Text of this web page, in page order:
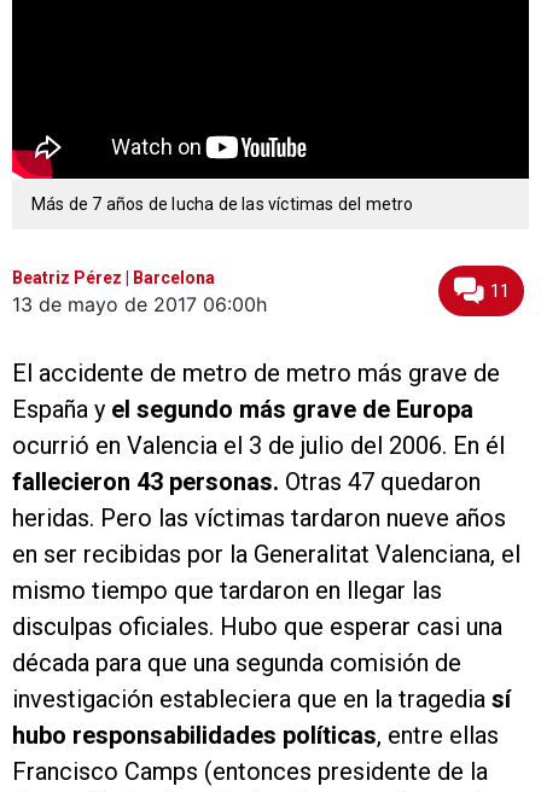
Más de 7 años de lucha de las víctimas del metro
Beatriz Pérez | Barcelona
13 de mayo de 2017 06:00h
11
El accidente de metro de metro más grave de
España y el segundo más grave de Europa
ocurrió en Valencia el 3 de julio del 2006. En él
fallecieron 43 personas. Otras 47 quedaron
heridas. Pero las víctimas tardaron nueve años
en ser recibidas por la Generalitat Valenciana, el
mismo tiempo que tardaron en llegar las
disculpas oficiales. Hubo que esperar casi una
década para que una segunda comisión de
investigación estableciera que en la tragedia sí
hubo responsabilidades políticas, entre ellas
Francisco Camps (entonces presidente de la